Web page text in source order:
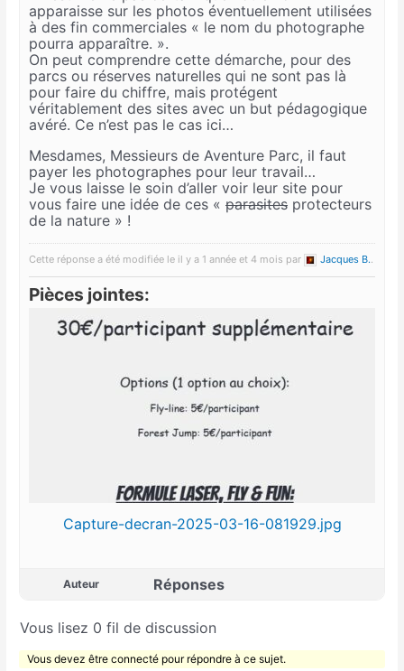
apparaisse sur les photos éventuellement utilisées
à des fin commerciales « le nom du photographe
pourra apparaître. ».
On peut comprendre cette démarche, pour des
parcs ou réserves naturelles qui ne sont pas là
pour faire du chiffre, mais protégent
véritablement des sites avec un but pédagogique
avéré. Ce n’est pas le cas ici…
Mesdames, Messieurs de Aventure Parc, il faut
payer les photographes pour leur travail…
Je vous laisse le soin d’aller voir leur site pour
vous faire une idée de ces «parasites protecteurs
de la nature » !
Cette réponse a été modifiée le il y a 1 année et 4 mois par Jacques B..
Pièces jointes:
Capture-decran-2025-03-16-081929.jpg
Auteur Réponses
Vous lisez 0 fil de discussion
Vous devez être connecté pour répondre à ce sujet.